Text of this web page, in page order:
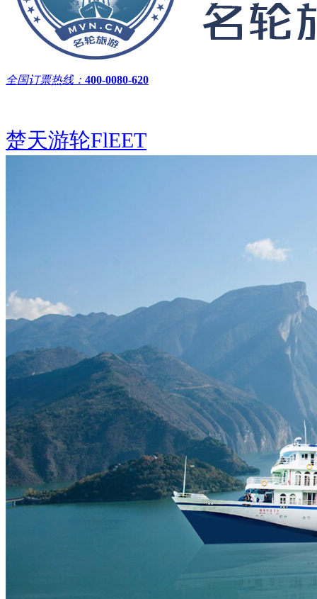
全国订票热线： 400-0080-620
楚天游轮FlEET